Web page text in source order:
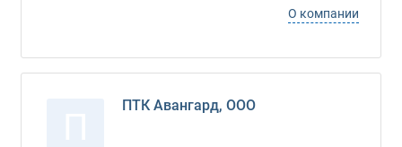
О компании
ПТК Авангард, ООО